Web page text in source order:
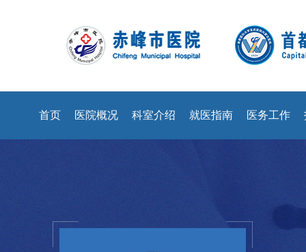
首页 医院概况 科室介绍 就医指南 医务工作